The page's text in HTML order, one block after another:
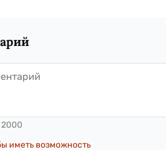
2000
иметь возможность